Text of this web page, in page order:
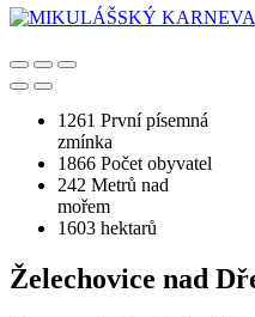
1261 První písemná
zmínka
1866 Počet obyvatel
242 Metrů nad
mořem
1603 hektarů
Želechovice nad